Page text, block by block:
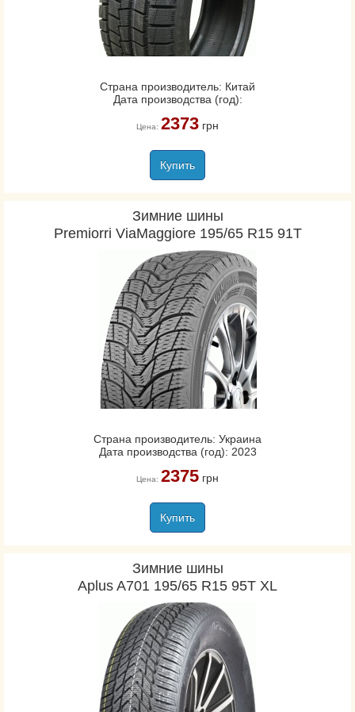
Страна производитель: Китай
Дата производства (год):
Цена: 2373грн
Купить
Зимние шины
Premiorri ViaMaggiore 195/65 R15 91T
Страна производитель: Украина
Дата производства (год): 2023
Цена: 2375грн
Купить
Зимние шины
Aplus A701 195/65 R15 95T XL